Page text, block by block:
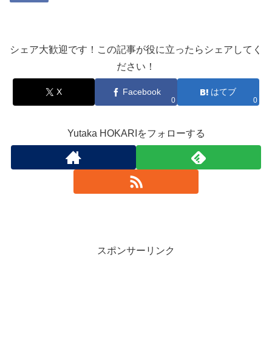
シェア大歓迎です！この記事が役に立ったらシェアしてく
ださい！
X Facebook
0
はてブ
0
Yutaka HOKARIをフォローする
スポンサーリンク